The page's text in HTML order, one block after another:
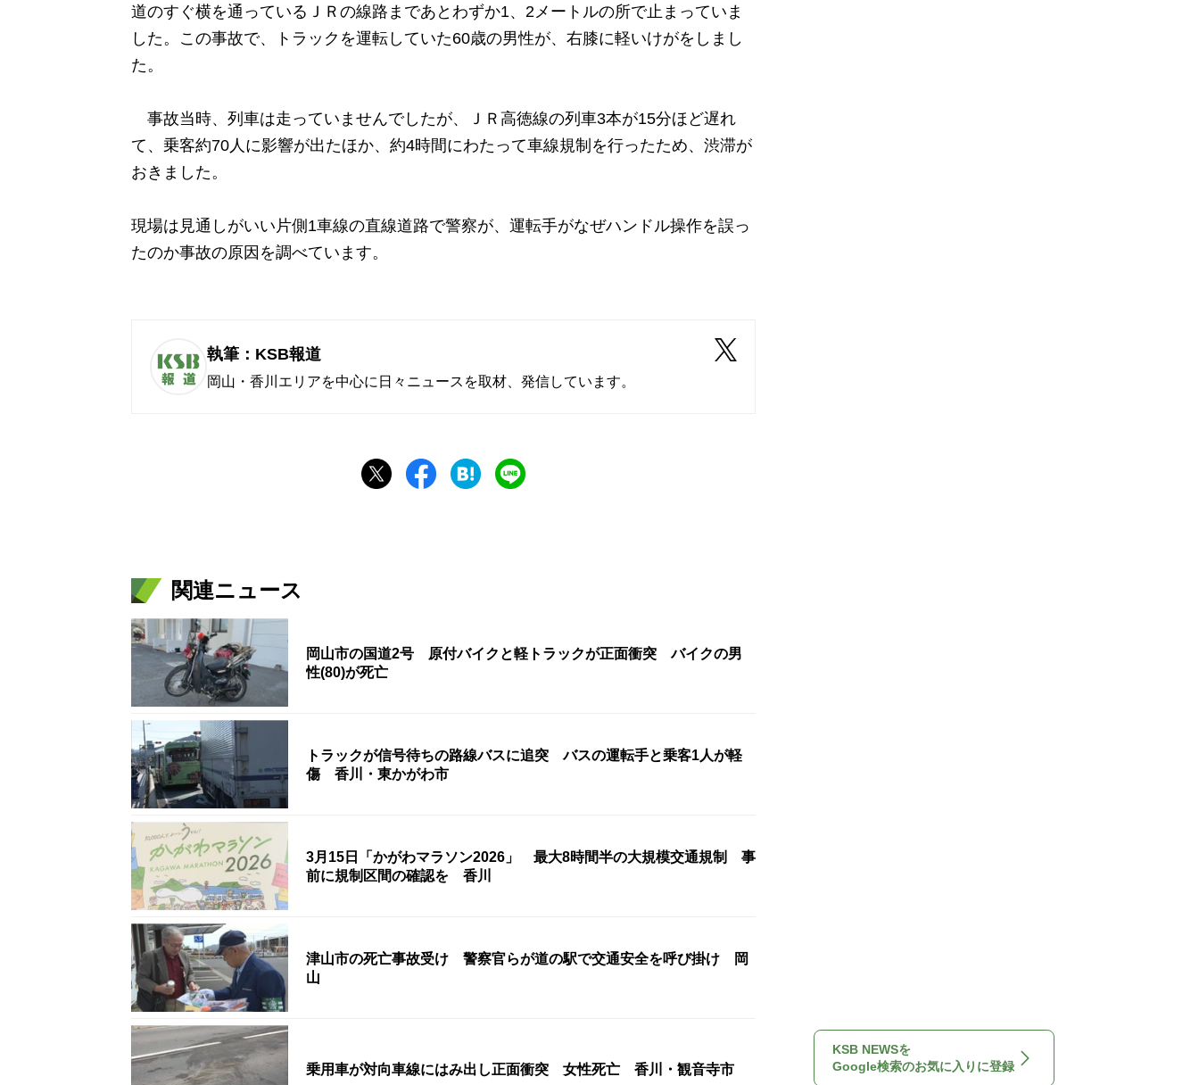
道のすぐ横を通っているＪＲの線路まであとわずか1、2メートルの所で止まっていま
した。この事故で、トラックを運転していた60歳の男性が、右膝に軽いけがをしまし
た。
事故当時、列車は走っていませんでしたが、ＪＲ高徳線の列車3本が15分ほど遅れ
て、乗客約70人に影響が出たほか、約4時間にわたって車線規制を行ったため、渋滞が
おきました。
現場は見通しがいい片側1車線の直線道路で警察が、運転手がなぜハンドル操作を誤っ
たのか事故の原因を調べています。
執筆：KSB報道
岡山・香川エリアを中心に日々ニュースを取材、発信しています。
関連ニュース
岡山市の国道2号 原付バイクと軽トラックが正面衝突 バイクの男
性(80)が死亡
トラックが信号待ちの路線バスに追突 バスの運転手と乗客1人が軽
傷 香川・東かがわ市
3月15日「かがわマラソン2026」 最大8時間半の大規模交通規制 事
前に規制区間の確認を 香川
津山市の死亡事故受け 警察官らが道の駅で交通安全を呼び掛け 岡
山
乗用車が対向車線にはみ出し正面衝突 女性死亡 香川・観音寺市
KSB NEWSを
Google検索のお気に入りに登録